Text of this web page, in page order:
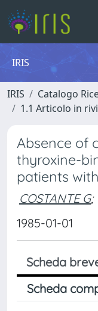
IRIS
IRIS Catalogo
1.1 Articolo in
Absence of
thyroxine-
patients
COSTANTE G;
1985-01-01
Scheda
Scheda